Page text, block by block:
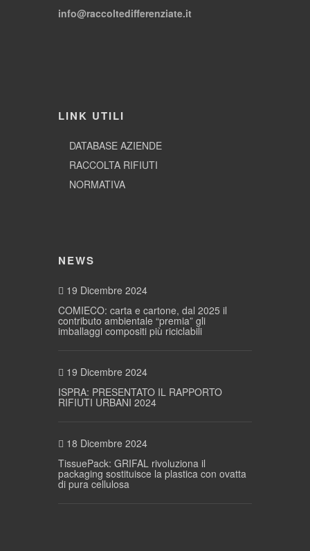
info@raccoltedifferenziate.it
LINK UTILI
DATABASE AZIENDE
RACCOLTA RIFIUTI
NORMATIVA
NEWS
19 Dicembre 2024
COMIECO: carta e cartone, dal 2025 il
contributo ambientale “premia” gli
imballaggi compositi più riciclabili
19 Dicembre 2024
ISPRA: PRESENTATO IL RAPPORTO
RIFIUTI URBANI 2024
18 Dicembre 2024
TissuePack: GRIFAL rivoluziona il
packaging sostituisce la plastica con ovatta
di pura cellulosa